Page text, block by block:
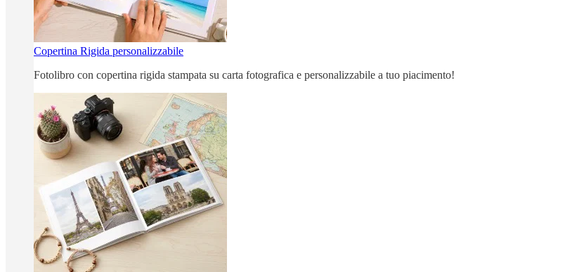
Copertina Rigida personalizzabile
Fotolibro con copertina rigida stampata su carta fotografica e personalizzabile a tuo piacimento!